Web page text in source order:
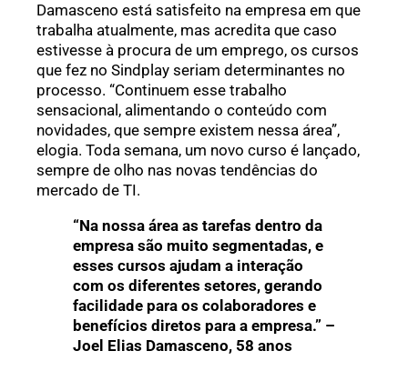
Damasceno está satisfeito na empresa em que
trabalha atualmente, mas acredita que caso
estivesse à procura de um emprego, os cursos
que fez no Sindplay seriam determinantes no
processo. “Continuem esse trabalho
sensacional, alimentando o conteúdo com
novidades, que sempre existem nessa área”,
elogia. Toda semana, um novo curso é lançado,
sempre de olho nas novas tendências do
mercado de TI.
“Na nossa área as tarefas dentro da
empresa são muito segmentadas, e
esses cursos ajudam a interação
com os diferentes setores, gerando
facilidade para os colaboradores e
benefícios diretos para a empresa.” –
Joel Elias Damasceno, 58 anos